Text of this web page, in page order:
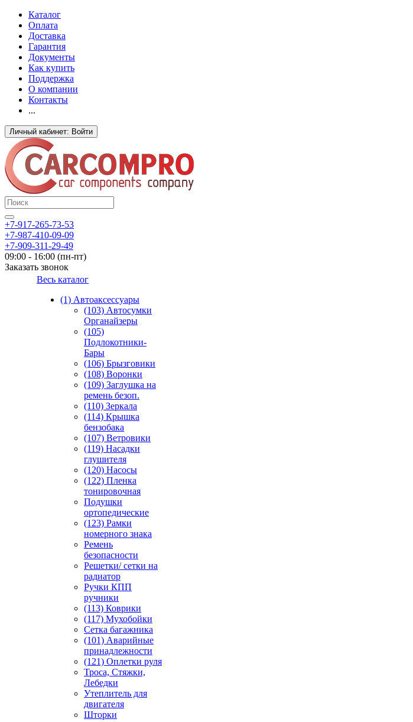
Каталог
Оплата
Доставка
Гарантия
Документы
Как купить
Поддержка
О компании
Контакты
...
Личный кабинет: Войти
+7-917-265-73-53
+7-987-410-09-09
+7-909-311-29-49
09:00 - 16:00 (пн-пт)
Заказать звонок
Весь каталог
(1) Автоаксессуары
(103) Автосумки
Органайзеры
(105)
Подлокотники-
Бары
(106) Брызговики
(108) Воронки
(109) Заглушка на
ремень безоп.
(110) Зеркала
(114) Крышка
бензобака
(107) Ветровики
(119) Насадки
глушителя
(120) Насосы
(122) Пленка
тонировочная
Подушки
ортопедические
(123) Рамки
номерного знака
Ремень
безопасности
Решетки/ сетки на
радиатор
Ручки КПП
ручники
(113) Коврики
(117) Мухобойки
Сетка багажника
(101) Аварийные
принадлежности
(121) Оплетки руля
Троса, Стяжки,
Лебедки
Утеплитель для
двигателя
Шторки